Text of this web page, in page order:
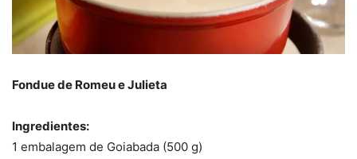
Fondue de Romeu e Julieta
Ingredientes:
1 embalagem de Goiabada (500 g)